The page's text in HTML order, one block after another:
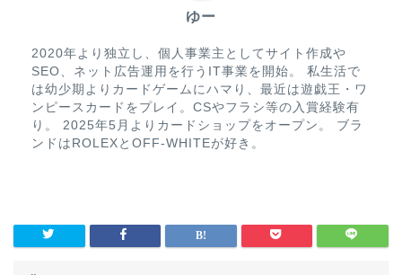
ゆー
2020年より独立し、個人事業主としてサイト作成や
SEO、ネット広告運用を行うIT事業を開始。 私生活で
は幼少期よりカードゲームにハマり、最近は遊戯王・ワ
ンピースカードをプレイ。CSやフラシ等の入賞経験有
り。 2025年5月よりカードショップをオープン。 ブラ
ンドはROLEXとOFF-WHITEが好き。